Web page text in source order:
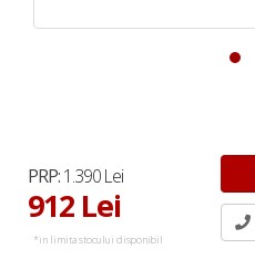
PRP:1.390 Lei
912 Lei
*in limita stocului disponibil